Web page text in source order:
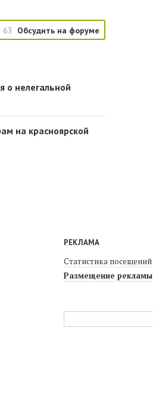
63 Обсудить на форуме
о нелегальной
на красноярской
РЕКЛАМА
Статистика посещений
Размещение рекламы